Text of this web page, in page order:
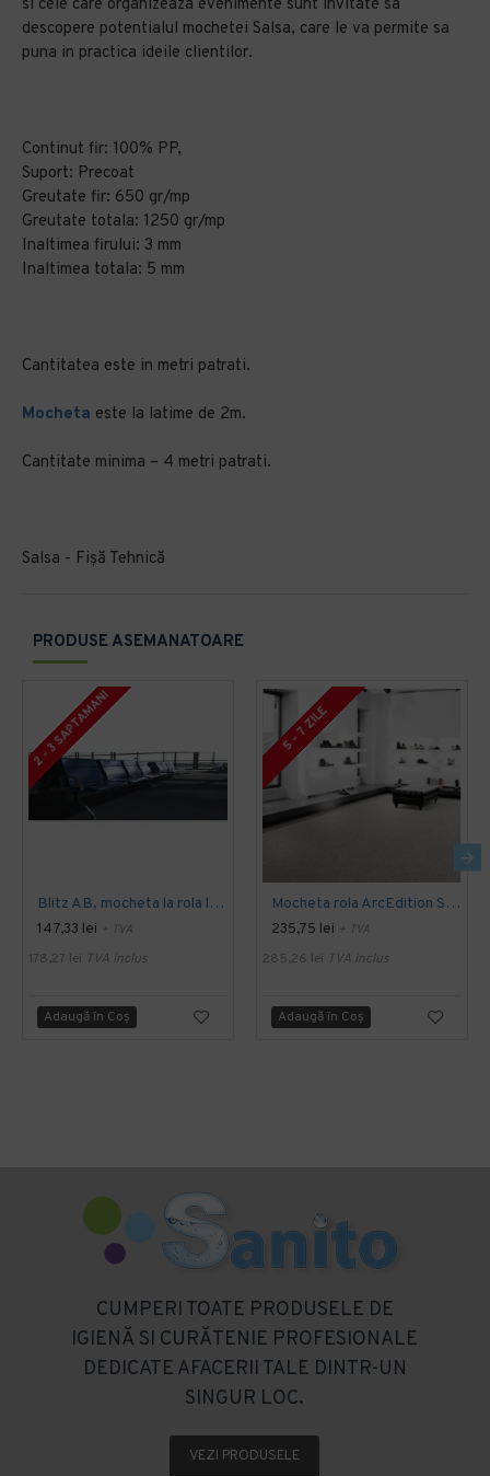
PRODUSE ASEMANATOARE
2 - 3 SAPTAMANI
Blitz AB, mocheta la rola latime 4 m, Balta Industries
147,33 lei + TVA
178,27 lei TVA inclus
Adaugă în Coş
5 - 7 ZILE
Mocheta rola ArcEdition SIRIOUS AB
235,75 lei + TVA
285,26 lei TVA inclus
Adaugă în Coş
si cele care organizeaza evenimente sunt invitate sa
descopere potentialul mochetei Salsa, care le va permite sa
puna in practica ideile clientilor.
Continut fir: 100% PP,
Suport: Precoat
Greutate fir: 650 gr/mp
Greutate totala: 1250 gr/mp
Inaltimea firului: 3 mm
Inaltimea totala: 5 mm
Cantitatea este in metri patrati.
Mocheta este la latime de 2m.
Cantitate minima – 4 metri patrati.
Salsa - Fișă Tehnică
CUMPERI TOATE PRODUSELE DE
IGIENĂ SI CURĂTENIE PROFESIONALE
DEDICATE AFACERII TALE DINTR-UN
SINGUR LOC.
VEZI PRODUSELE